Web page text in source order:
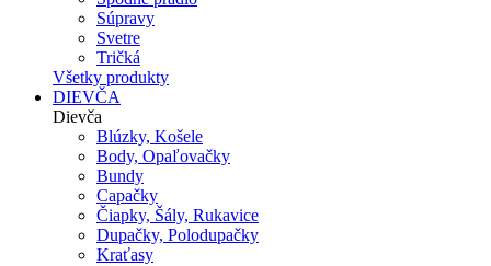
Súpravy
Svetre
Tričká
Všetky produkty
DIEVČA
Dievča
Blúzky, Košele
Body, Opaľovačky
Bundy
Capačky
Čiapky, Šály, Rukavice
Dupačky, Polodupačky
Kraťasy